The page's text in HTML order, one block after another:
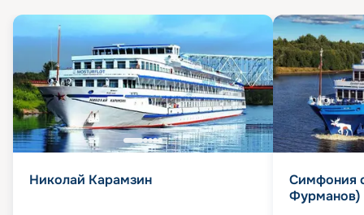
Николай Карамзин
Симфония
Фурманов)